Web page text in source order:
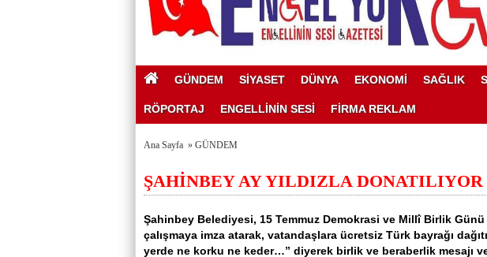
GÜNDEM SİYASET DÜNYA EKONOMİ SAĞLIK
RÖPORTAJ ENGELLİNİN SESİ FİRMA REKLAM
Ana Sayfa » GÜNDEM
ŞAHİNBEY AY YILDIZLA DONATILIYOR
Şahinbey Belediyesi, 15 Temmuz Demokrasi ve Millî Birlik Günü
çalışmaya imza atarak, vatandaşlara ücretsiz Türk bayrağı
yerde ne korku ne keder…” diyerek birlik ve beraberlik mesajı